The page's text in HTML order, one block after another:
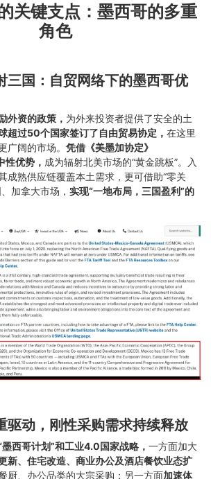
关键支点：墨西哥的多重
角色
三国：自贸网络下的墨西哥优
外资的政策， 为外来投资者提供了安全的土
超过50个国家签订了自由贸易协定， 在这里
广阔的市场。 凭借《美墨加协定》
性优势， 成为辐射北美市场的“黄金跳板”。入
成熟供应链覆盖本土需求，更可借助“零关
加拿大市场， 实现“一地布局，三国盈利”的
驱动，刚性采购需求持续释放
西哥计划”和工业4.0国家战略， 一方面加大
新、住宅改造、商业办公及酒店餐饮业态扩
厨、办公品类的大宗采购；另一方面加速体